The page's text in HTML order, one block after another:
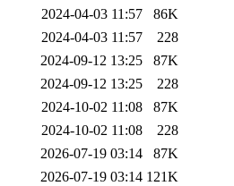
2024-04-03 11:57
86K
2024-04-03 11:57
228
2024-09-12 13:25
87K
2024-09-12 13:25
228
2024-10-02 11:08
87K
2024-10-02 11:08
228
2026-07-19 03:14
87K
2026-07-19 03:14 121K